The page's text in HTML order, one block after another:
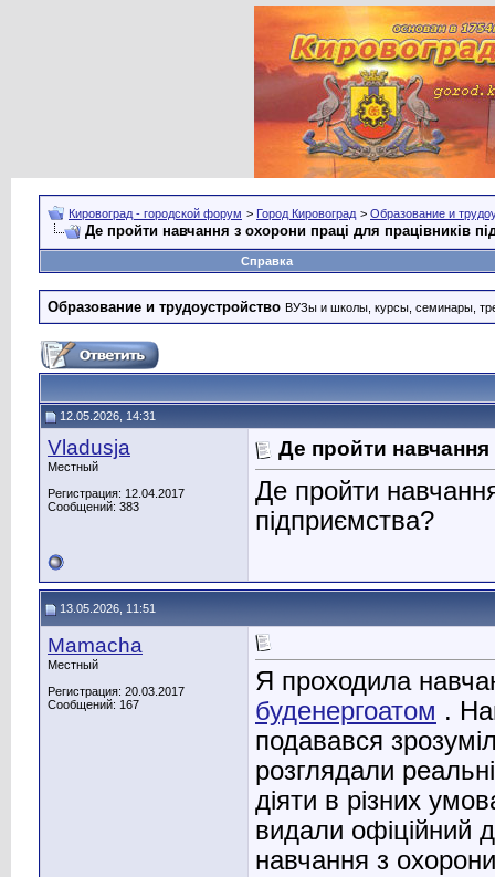
Кировоград - городской форум > Город Кировоград > Образование и
Де пройти навчання з охорони праці для працівників
Справка
Образование и трудоустройство ВУЗы и школы, курсы, семинары,
12.05.2026, 14:31
Vladusja
Местный
Регистрация: 12.04.2017
Сообщений: 383
Де пройти навчання
Де пройти
підприємства?
13.05.2026, 11:51
Mamacha
Местный
Регистрация: 20.03.2017
Сообщений: 167
Я проходила
буденергоатом .
подавався
розглядали
діяти в різних
видали офіційний
навчання з